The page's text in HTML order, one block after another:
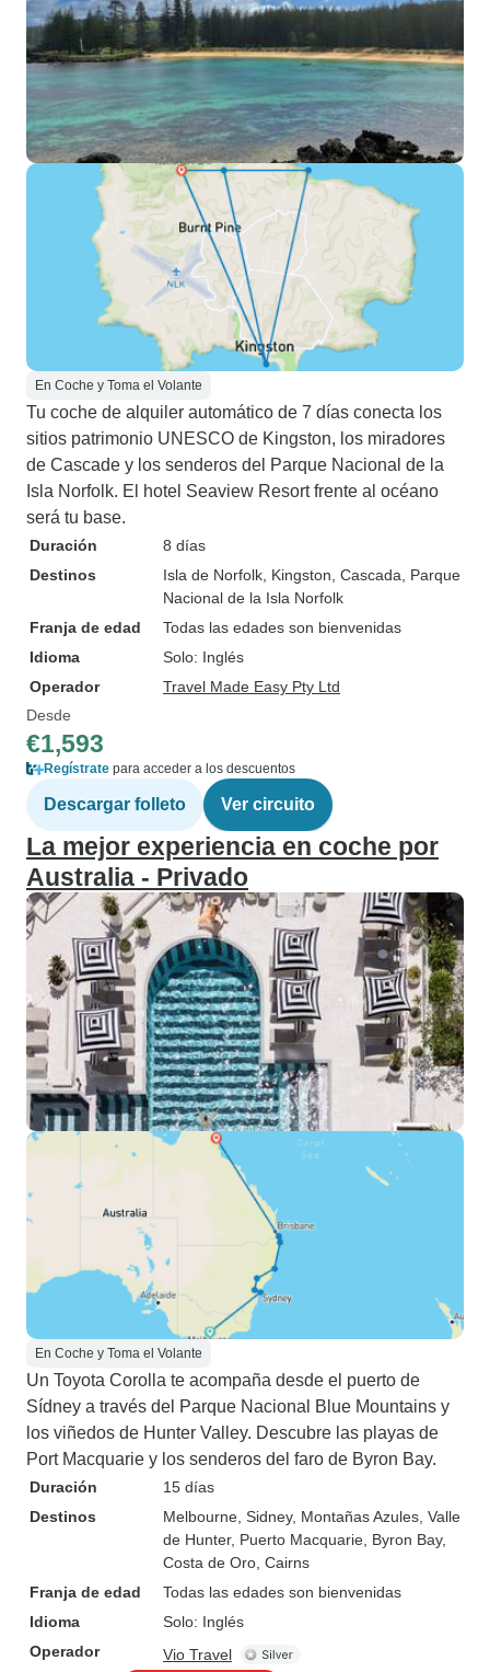
En Coche y Toma el Volante
Tu coche de alquiler automático de 7 días conecta los
sitios patrimonio UNESCO de Kingston, los miradores
de Cascade y los senderos del Parque Nacional de la
Isla Norfolk. El hotel Seaview Resort frente al océano
será tu base.
Duración
8 días
Destinos
Isla de Norfolk , Kingston , Cascada , Parque
Nacional de la Isla Norfolk
Franja de edad
Todas las edades son bienvenidas
Idioma
Solo: Inglés
Operador
Travel Made Easy Pty Ltd
Desde
€1,593
Regístrate para acceder a los descuentos
Descargar folleto Ver circuito
La mejor experiencia en coche por
Australia - Privado
En Coche y Toma el Volante
Un Toyota Corolla te acompaña desde el puerto de
Sídney a través del Parque Nacional Blue Mountains y
los viñedos de Hunter Valley. Descubre las playas de
Port Macquarie y los senderos del faro de Byron Bay.
Duración
15 días
Destinos
Melbourne , Sidney, Montañas Azules , Valle
de Hunter, Puerto Macquarie , Byron Bay,
Costa de Oro , Cairns
Franja de edad
Todas las edades son bienvenidas
Idioma
Solo: Inglés
Operador
Vio Travel